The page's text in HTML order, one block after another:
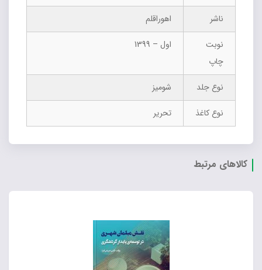
ناشر
اهوراقلم
نوبت
چاپ
اول – 1399
نوع جلد
شومیز
نوع کاغذ
تحریر
کالاهای مرتبط